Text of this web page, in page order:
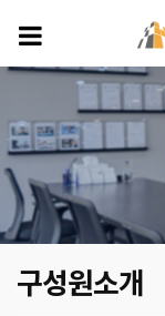
주
요
콘
로
건
너
뛰
기
구성원소개